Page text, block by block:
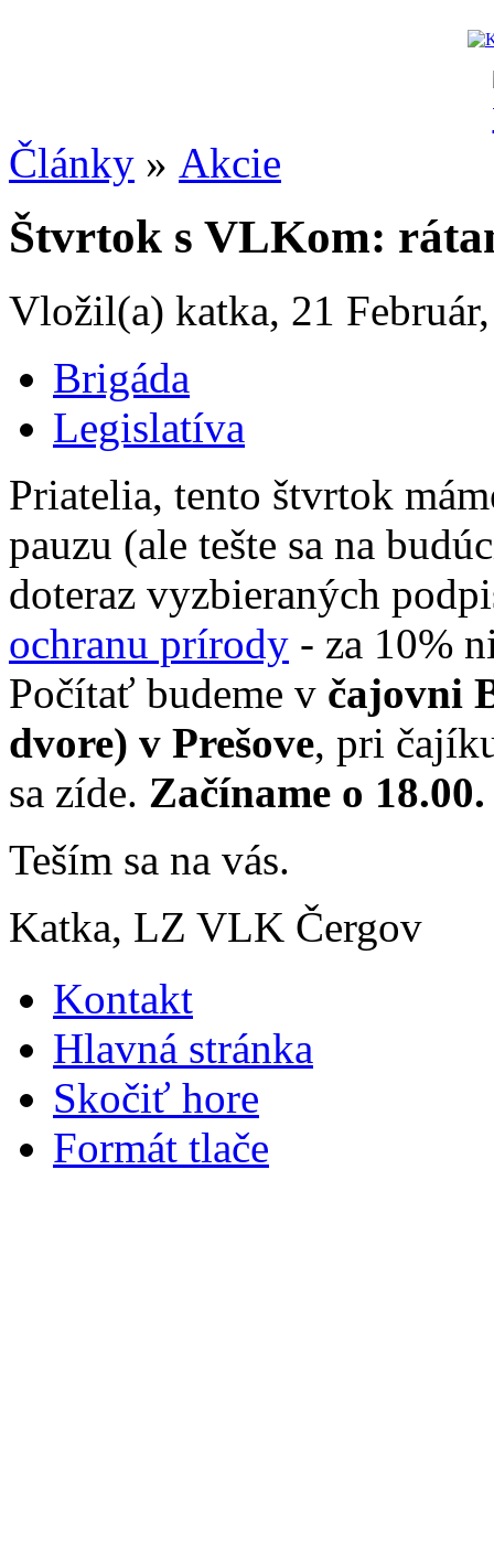
Články » Akcie
Štvrtok s VLKom:
Vložil(a) katka, 21
Brigáda
Legislatíva
Priatelia, tento štvrtok
pauzu (ale tešte sa na
doteraz vyzbieraných
ochranu prírody - za 10%
Počítať budeme v čajovni
dvore) v Prešove, pri
sa zíde. Začíname o 18.00.
Teším sa na vás.
Katka, LZ VLK Čergov
Kontakt
Hlavná stránka
Skočiť hore
Formát tlače